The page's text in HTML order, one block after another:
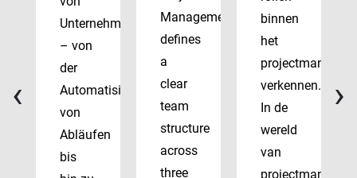
Unternehmen
– von
der
Automatisierung
von
Abläufen
bis
Management
defines
a
clear
team
structure
across
three
binnen
het
verkennen.
In de
wereld
van
‹ ›